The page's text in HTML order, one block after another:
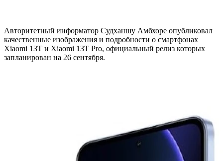
Авторитетный информатор Судханшу Амбхоре опубликовал
качественные изображения и подробности о смартфонах
Xiaomi 13T и Xiaomi 13T Pro, официальный релиз которых
запланирован на 26 сентября.